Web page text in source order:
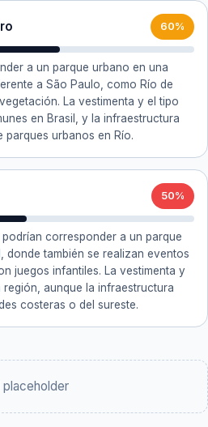
60%
a un parque urbano en una
a São Paulo, como Río de
La vestimenta y el tipo
en Brasil, y la infraestructura
parques urbanos en Río.
50%
corresponder a un parque
donde también se realizan eventos
juegos infantiles. La vestimenta y
aunque la infraestructura
costeras o del sureste.
placeholder